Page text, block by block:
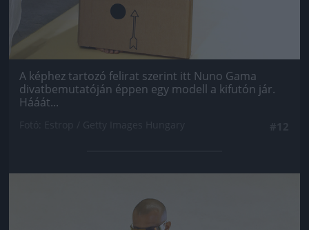
A képhez tartozó felirat szerint itt Nuno Gama
divatbemutatóján éppen egy modell a kifutón jár.
Hááát...